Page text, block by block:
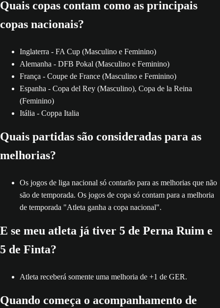
Quais copas contam como as principais
copas nacionais?
Inglaterra - FA Cup (Masculino e Feminino)
Alemanha - DFB Pokal (Masculino e Feminino)
França - Coupe de France (Masculino e Feminino)
Espanha - Copa del Rey (Masculino), Copa de la Reina
(Feminino)
Itália - Coppa Italia
Quais partidas são consideradas para as
melhorias?
Os jogos de liga nacional só contarão para as melhorias que não
são de temporada. Os jogos de copa só contam para a melhoria
de temporada "Atleta ganha a copa nacional".
E se meu atleta já tiver 5 de Perna Ruim e
5 de Finta?
Atleta receberá somente uma melhoria de +1 de GER.
Quando começa o acompanhamento de